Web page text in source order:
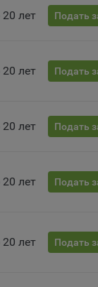
данных
файлов cookie в
для оценки и
применяемые при
его функционала
с тем,
лет Подать
лет Подать
лет Подать
лет Подать
лет Подать